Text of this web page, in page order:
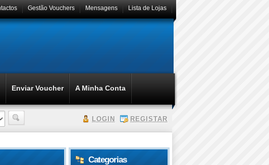
Lista de Lojas
Mensagens
Gestão Vouchers
Enviar Voucher A Minha Conta
LOGIN REGISTAR
Categorias